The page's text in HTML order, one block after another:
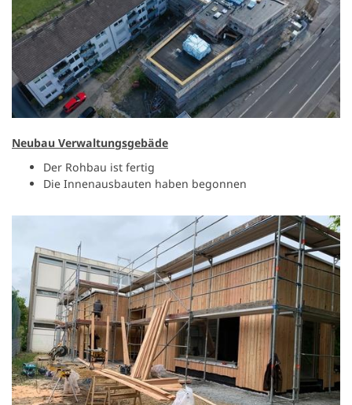
Neubau Verwaltungsgebäde
Der Rohbau ist fertig
Die Innenausbauten haben begonnen